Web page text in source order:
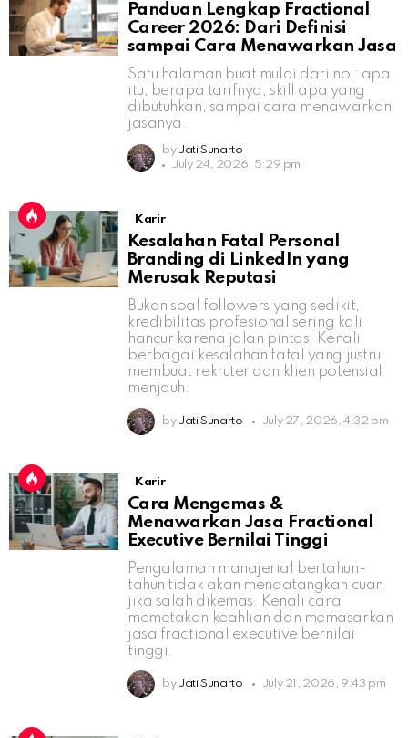
Panduan Lengkap Fractional
Career 2026: Dari Definisi
sampai Cara Menawarkan Jasa
Satu halaman buat mulai dari nol: apa
itu, berapa tarifnya, skill apa yang
dibutuhkan, sampai cara menawarkan
jasanya.
by Jati Sunarto
July 24, 2026, 5:29 pm
Karir
Kesalahan Fatal Personal
Branding di LinkedIn yang
Merusak Reputasi
Bukan soal followers yang sedikit,
kredibilitas profesional sering kali
hancur karena jalan pintas. Kenali
berbagai kesalahan fatal yang justru
membuat rekruter dan klien potensial
menjauh.
by Jati Sunarto July 27, 2026, 4:32 pm
Karir
Cara Mengemas &
Menawarkan Jasa Fractional
Executive Bernilai Tinggi
Pengalaman manajerial bertahun-
tahun tidak akan mendatangkan cuan
jika salah dikemas. Kenali cara
memetakan keahlian dan memasarkan
jasa fractional executive bernilai
tinggi.
by Jati Sunarto July 21, 2026, 9:43 pm